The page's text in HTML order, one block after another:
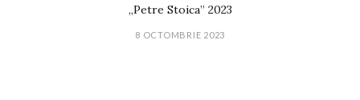
„Petre Stoica” 2023
8 OCTOMBRIE 2023